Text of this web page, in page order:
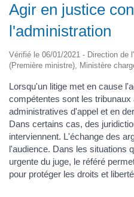
Agir en justice
l'administration
Vérifié le 06/01/2021 - Direction de
(Première ministre), Ministère
Lorsqu'un litige met en cause
compétentes sont les
administratives d'appel et en
Dans certains cas, des
interviennent. L'échange des
l'audience. Dans les situations
urgente du juge, le référé
pour protéger les droits et